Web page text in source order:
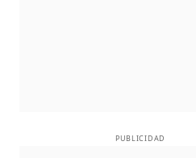
PUBLICIDAD